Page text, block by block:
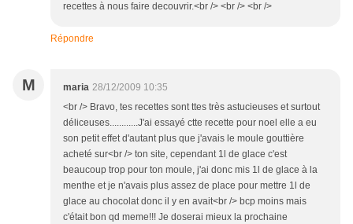
recettes à nous faire decouvrir.<br /> <br /> <br />
Répondre
M maria 28/12/2009 10:35
<br /> Bravo, tes recettes sont ttes très astucieuses et surtout
déliceuses............J'ai essayé ctte recette pour noel elle a eu
son petit effet d'autant plus que j'avais le moule gouttière
acheté sur<br /> ton site, cependant 1l de glace c'est
beaucoup trop pour ton moule, j'ai donc mis 1l de glace à la
menthe et je n'avais plus assez de place pour mettre 1l de
glace au chocolat donc il y en avait<br /> bcp moins mais
c'était bon qd meme!!! Je doserai mieux la prochaine